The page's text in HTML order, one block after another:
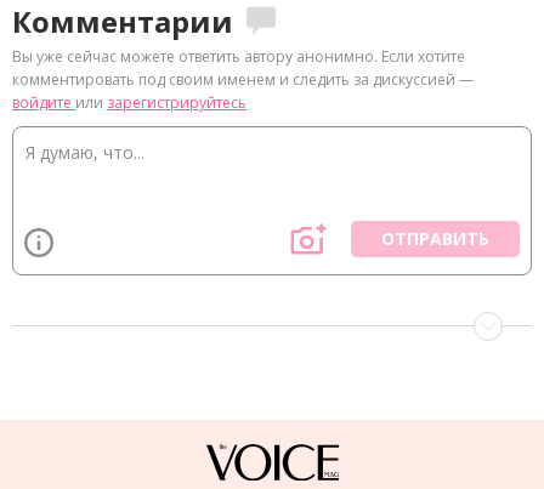
Комментарии
Вы уже сейчас можете ответить автору анонимно. Если хотите
комментировать под своим именем и следить за дискуссией —
войдите или зарегистрируйтесь
ОТПРАВИТЬ